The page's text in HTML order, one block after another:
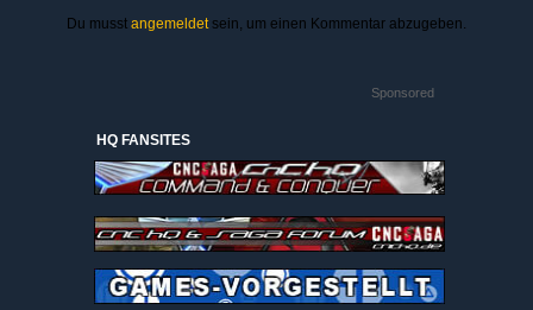
Du musst angemeldetsein, um einen Kommentar abzugeben.
Sponsored
HQ FANSITES